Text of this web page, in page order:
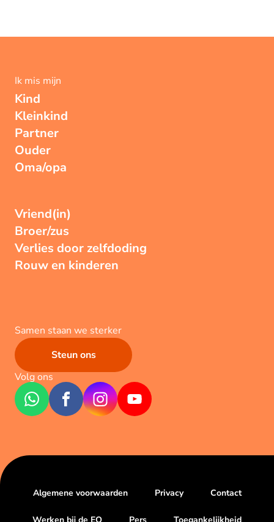
Ik mis mijn
Kind
Kleinkind
Partner
Ouder
Oma/opa
Vriend(in)
Broer/zus
Verlies door zelfdoding
Rouw en kinderen
Samen staan we sterker
Steun ons
Volg ons
Algemene voorwaarden Privacy Contact
Werken bij de EO Pers Toegankelijkheid